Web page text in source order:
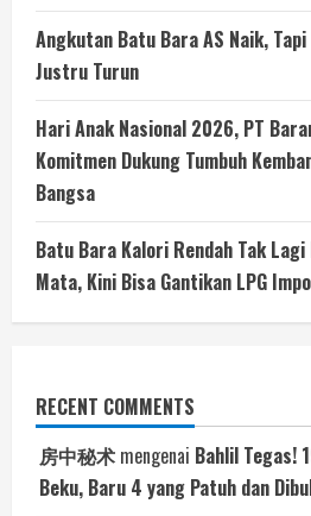
Angkutan Batu Bara AS Naik,
Justru Turun
Hari Anak Nasional 2026, PT
Komitmen Dukung Tumbuh
Bangsa
Batu Bara Kalori Rendah Tak Lagi
Mata, Kini Bisa Gantikan LPG
RECENT COMMENTS
房中秘术 mengenai Bahlil Tegas!
Beku, Baru 4 yang Patuh dan